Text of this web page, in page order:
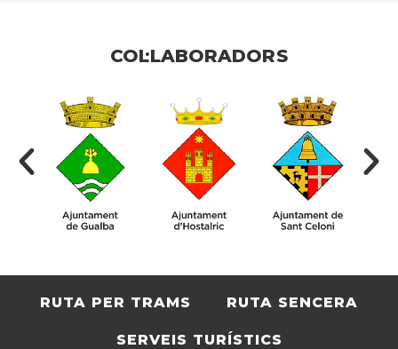
COL·LABORADORS
RUTA PER TRAMS RUTA SENCERA
SERVEIS TURÍSTICS